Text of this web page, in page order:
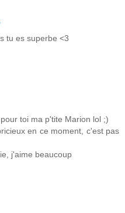
tu es superbe <3
toi ma p'tite Marion lol ;)
en ce moment, c'est pas
j'aime beaucoup